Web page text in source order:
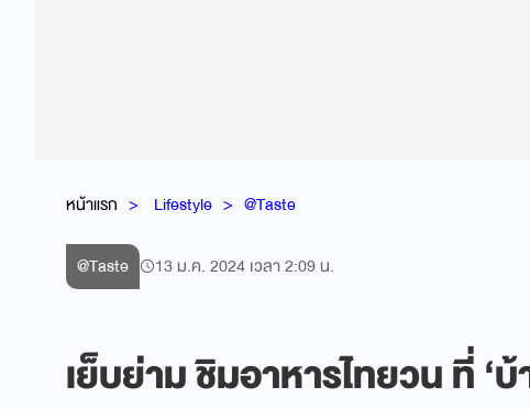
หน้าแรก Lifestyle @Taste
@Taste 13 ม.ค. 2024 เวลา 2:09 น.
เย็บย่าม ชิมอาหารไทยวน ที่ ‘บ้